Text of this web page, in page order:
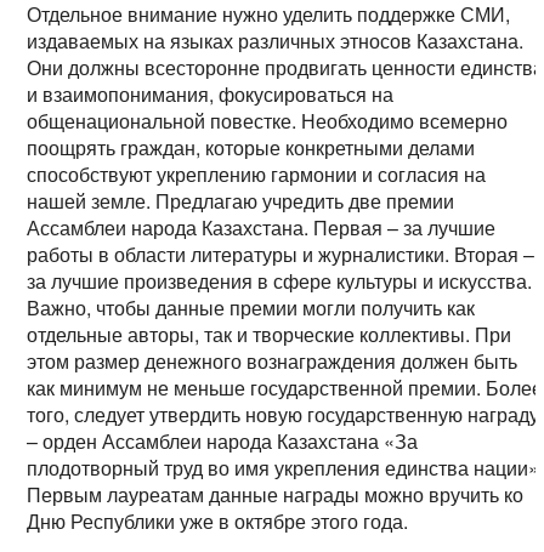
Отдельное внимание нужно уделить поддержке СМИ,
издаваемых на языках различных этносов Казахстана.
Они должны всесторонне продвигать ценности единства
и взаимопонимания, фокусироваться на
общенациональной повестке. Необходимо всемерно
поощрять граждан, которые конкретными делами
способствуют укреплению гармонии и согласия на
нашей земле. Предлагаю учредить две премии
Ассамблеи народа Казахстана. Первая – за лучшие
работы в области литературы и журналистики. Вторая –
за лучшие произведения в сфере культуры и искусства.
Важно, чтобы данные премии могли получить как
отдельные авторы, так и творческие коллективы. При
этом размер денежного вознаграждения должен быть
как минимум не меньше государственной премии. Более
того, следует утвердить новую государственную награду
– орден Ассамблеи народа Казахстана «За
плодотворный труд во имя укрепления единства нации».
Первым лауреатам данные награды можно вручить ко
Дню Республики уже в октябре этого года.